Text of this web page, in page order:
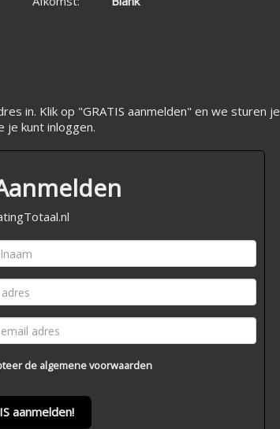
in. Klik op "GRATIS aanmelden" en we sturen je
je kunt inloggen.
de algemene voorwaarden
aanmelden!